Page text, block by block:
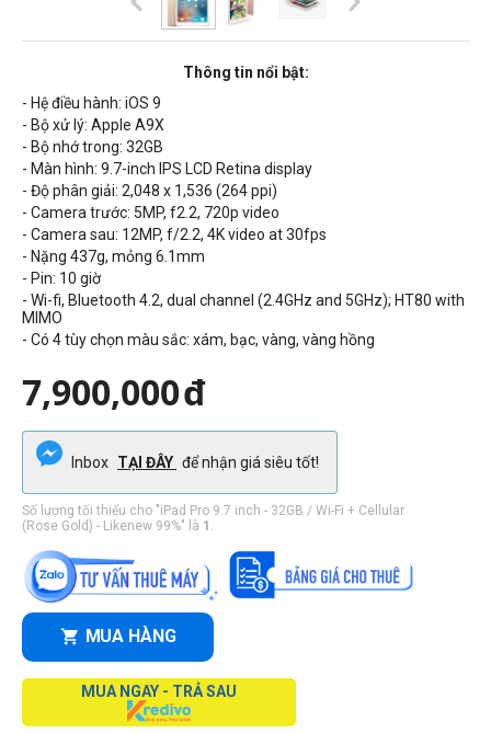
Thông tin nổi bật:
- Hệ điều hành: iOS 9
- Bộ xử lý: Apple A9X
- Bộ nhớ trong: 32GB
- Màn hình: 9.7-inch IPS LCD Retina display
- Độ phân giải: 2,048 x 1,536 (264 ppi)
- Camera trước: 5MP, f2.2, 720p video
- Camera sau: 12MP, f/2.2, 4K video at 30fps
- Nặng 437g, mỏng 6.1mm
- Pin: 10 giờ
- Wi-fi, Bluetooth 4.2, dual channel (2.4GHz and 5GHz); HT80 with
MIMO
- Có 4 tùy chọn màu sắc: xám, bạc, vàng, vàng hồng
7,900,000đ
Inbox TẠI ĐÂY để nhận giá siêu tốt!
Số lượng tối thiểu cho "iPad Pro 9.7 inch - 32GB / Wi-Fi + Cellular
(Rose Gold) - Likenew 99%" là 1
MUA HÀNG
MUA NGAY - TRẢ SAU